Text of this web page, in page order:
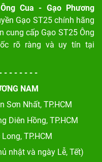
Cua - Gạo Phương
Gạo ST25 chính hãng
cung cấp Gạo ST25 Ông
rõ ràng và uy tín tại
- - - - - - -
NAM
Sơn Nhất, TP.HCM
Diên Hồng, TP.HCM
TP.HCM
nhật và ngày Lễ, Tết)